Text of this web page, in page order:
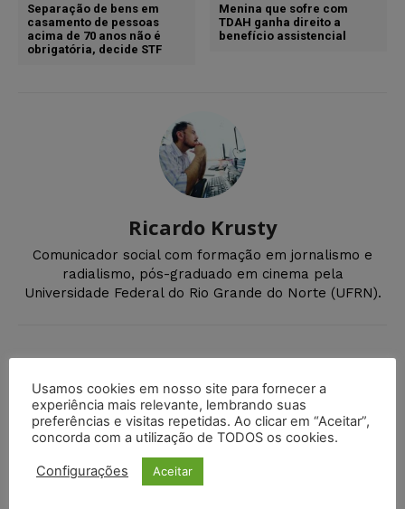
Separação de bens em
casamento de pessoas
acima de 70 anos não é
obrigatória, decide STF
Menina que sofre com
TDAH ganha direito a
benefício assistencial
Ricardo Krusty
Comunicador social com formação em jornalismo e
radialismo, pós-graduado em cinema pela
Universidade Federal do Rio Grande do Norte (UFRN).
Default Comments (0) Facebook Comments Disqus Comments
Usamos cookies em nosso site para fornecer a
experiência mais relevante, lembrando suas
preferências e visitas repetidas. Ao clicar em “Aceitar”,
concorda com a utilização de TODOS os cookies.
Configurações Aceitar